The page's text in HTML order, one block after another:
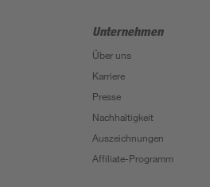
Unternehmen
Über uns
Karriere
Presse
Nachhaltigkeit
Auszeichnungen
Affiliate-Programm